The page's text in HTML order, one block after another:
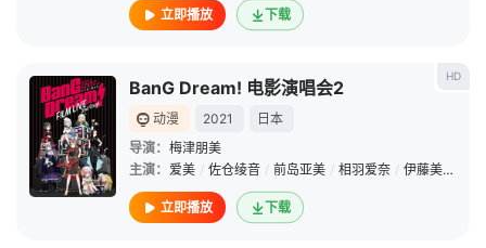
立即播放 下载
HD
BanG Dream! 电影演唱会2
动漫 2021
日本
导演： 梅津朋美
主演： 爱美 / 佐仓绫音 / 前岛亚美 / 相羽爱奈 / 伊藤美来
立即播放 下载